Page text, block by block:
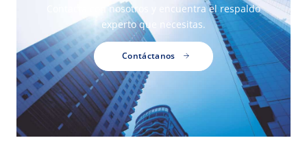
Contacta con nosotros y encuentra el respaldo
experto que necesitas.
Contáctanos